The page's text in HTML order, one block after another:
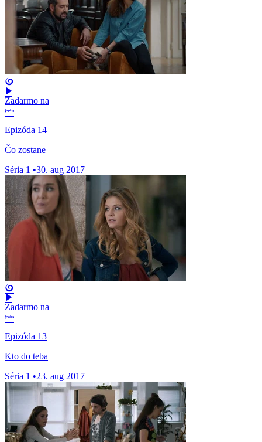
Zadarmo na
Epizóda 14
Čo zostane
Séria 1 •30. aug 2017
Zadarmo na
Epizóda 13
Kto do teba
Séria 1 •23. aug 2017